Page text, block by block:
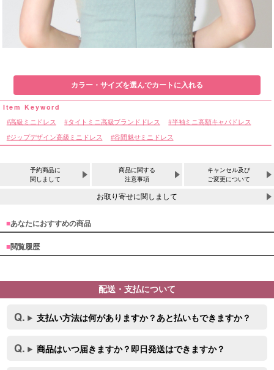
カラー・サイズを選んでカートに入れる
高級ミニドレス タイトミニ高級ブランドドレス 半袖ミニ高額キャバドレス
ジップデザイン高級ミニドレス 谷間魅せミニドレス
予約商品に
関しまして
商品に関する
注意事項
キャンセル及び
ご変更について
お取り寄せに関しまして
■あなたにおすすめの商品
■閲覧履歴
配送・支払について
支払い方法は何がありますか？あと払いもできますか？
商品はいつ届きますか？即日発送はできますか？